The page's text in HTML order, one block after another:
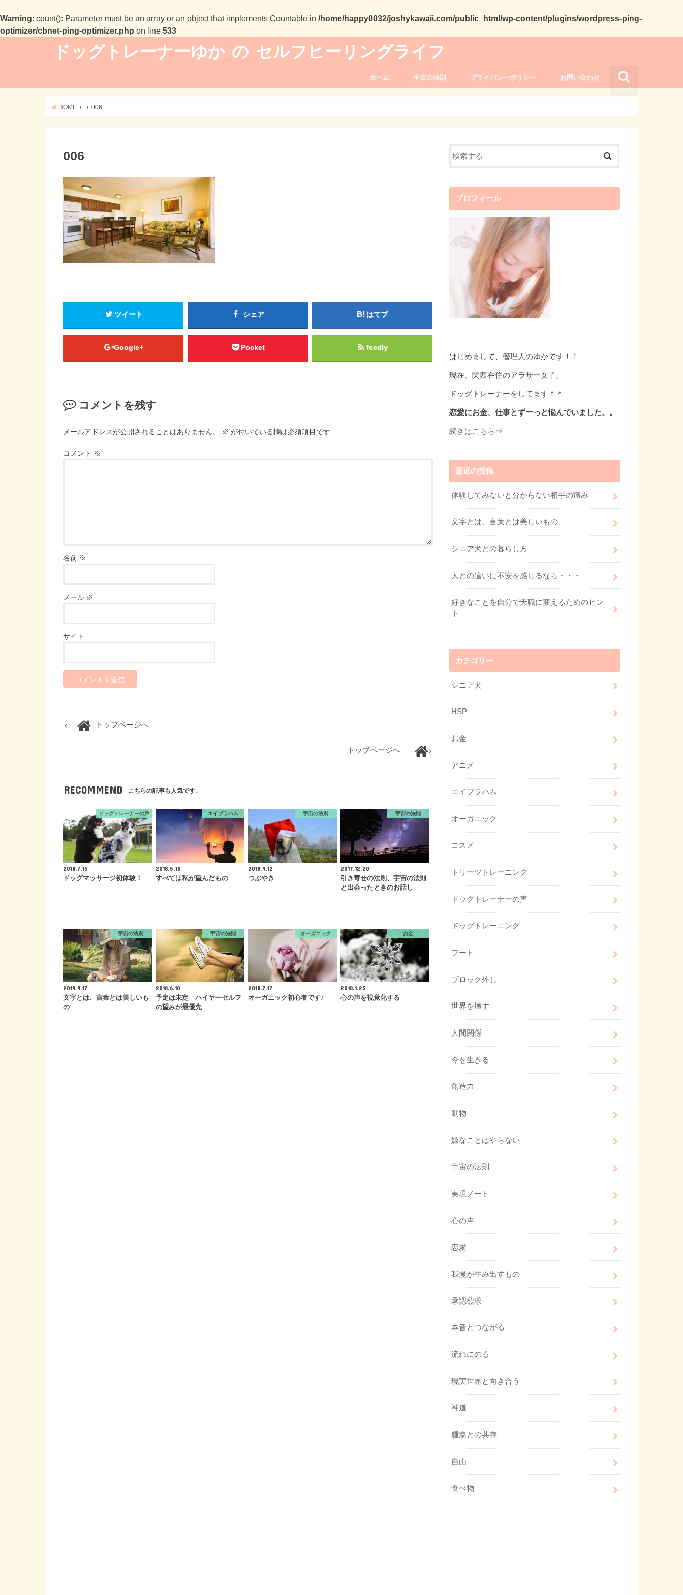
Warning: count(): Parameter must be an array or an object that implements Countable in /home/happy0032/joshykawaii.com/public_html/wp-content/plugins/wordpress-ping-
optimizer/cbnet-ping-optimizer.php on line 533
ドッグトレーナーゆか の セルフヒーリングライフ
search
ホーム 宇宙の法則 プライバシーポリシー お問い合わせ
HOME 006
006
ツイート シェア はてブ
Google+ Pocket feedly
コメントを残す
メールアドレスが公開されることはありません。 ※ が付いている欄は必須項目です
コメント ※
名前 ※
メール ※
サイト
トップページへ
トップページへ
RECOMMEND こちらの記事も人気です。
ドッグトレーナーの声
2018.7.15
ドッグマッサージ初体験！
エイブラハム
2018.5.10
すべては私が望んだもの
宇宙の法則
2018.9.12
つぶやき
宇宙の法則
2017.12.20
引き寄せの法則、宇宙の法則
と出会ったときのお話し
宇宙の法則
2019.9.17
文字とは、言葉とは美しいも
の
宇宙の法則
2018.6.10
予定は未定 ハイヤーセルフ
の望みが最優先
オーガニック
2018.7.17
オーガニック初心者です♪
お金
2018.1.25
心の声を視覚化する
プロフィール
はじめまして、管理人のゆかです！！
現在、関西在住のアラサー女子。
ドッグトレーナーをしてます＾＾
恋愛にお金、仕事とずーっと悩んでいました。。
続きはこちら⇒
最近の投稿
体験してみないと分からない相手の痛み
文字とは、言葉とは美しいもの
シニア犬との暮らし方
人との違いに不安を感じるなら・・・
好きなことを自分で天職に変えるためのヒン
ト
カテゴリー
シニア犬
HSP
お金
アニメ
エイブラハム
オーガニック
コスメ
トリーツトレーニング
ドッグトレーナーの声
ドッグトレーニング
フード
ブロック外し
世界を壊す
人間関係
今を生きる
創造力
動物
嫌なことはやらない
宇宙の法則
実現ノート
心の声
恋愛
我慢が生み出すもの
承認欲求
本音とつながる
流れにのる
現実世界と向き合う
神道
腫瘍との共存
自由
食べ物